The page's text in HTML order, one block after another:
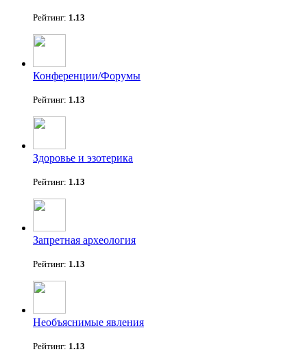
Рейтинг: 1.13
Конференции/Форумы
Рейтинг: 1.13
Здоровье и эзотерика
Рейтинг: 1.13
Запретная археология
Рейтинг: 1.13
Необъяснимые явления
Рейтинг: 1.13